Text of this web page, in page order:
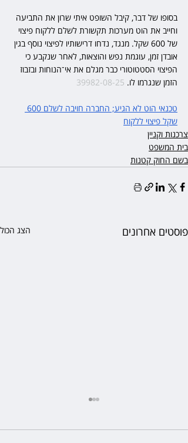
בסופו של דבר, קיבל השופט איתי שרון את התביעה
וחייב את הוט מערכות תקשורת לשלם ללקוח פיצוי
של 600 שקל. מנגד, נדחו דרישותיו לפיצוי נוסף בגין
אובדן זמן, עוגמת נפש והוצאות, לאחר שנקבע כי
הפיצוי הסטטוטורי כבר מגלם את אי־הנוחות ובזבוז
הזמן שנגרמו לו. 39982-08-25
שקל פיצוי ללקוח
צרכנות וקניין
בית המשפט
בשם החוק קטנות
פוסטים אחרונים הצג הכול